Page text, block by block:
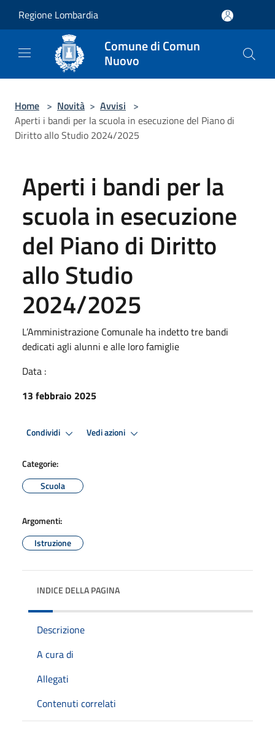
Regione Lombardia
Comune di Comun
Nuovo
Home > Novità > Avvisi >
Aperti i bandi per la scuola in esecuzione del Piano di
Diritto allo Studio 2024/2025
Aperti i bandi per la
scuola in esecuzione
del Piano di Diritto
allo Studio
2024/2025
L’Amministrazione Comunale ha indetto tre bandi
dedicati agli alunni e alle loro famiglie
Data :
13 febbraio 2025
Condividi Vedi azioni
Categorie:
Scuola
Argomenti:
Istruzione
INDICE DELLA PAGINA
Descrizione
A cura di
Allegati
Contenuti correlati